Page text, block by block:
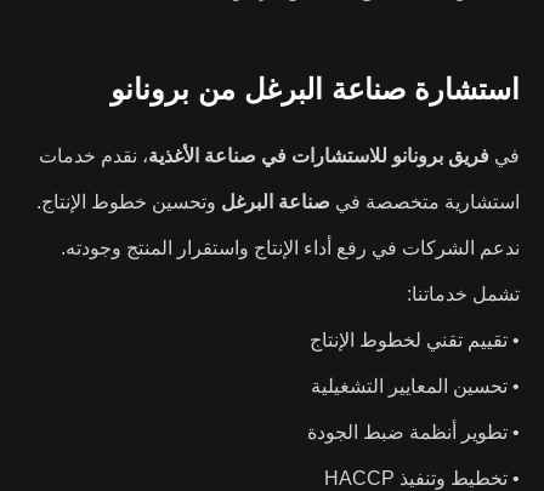
استشارة صناعة البرغل من برونانو
في فريق برونانو للاستشارات في صناعة الأغذية، نقدم خدمات
استشارية متخصصة في صناعة البرغل وتحسين خطوط الإنتاج.
ندعم الشركات في رفع أداء الإنتاج واستقرار المنتج وجودته.
تشمل خدماتنا:
• تقييم تقني لخطوط الإنتاج
• تحسين المعايير التشغيلية
• تطوير أنظمة ضبط الجودة
• تخطيط وتنفيذ HACCP